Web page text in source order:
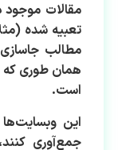
مقالات
تعبیه شده
مطالب
همان طوری که
است.
این
جمع‌آوری